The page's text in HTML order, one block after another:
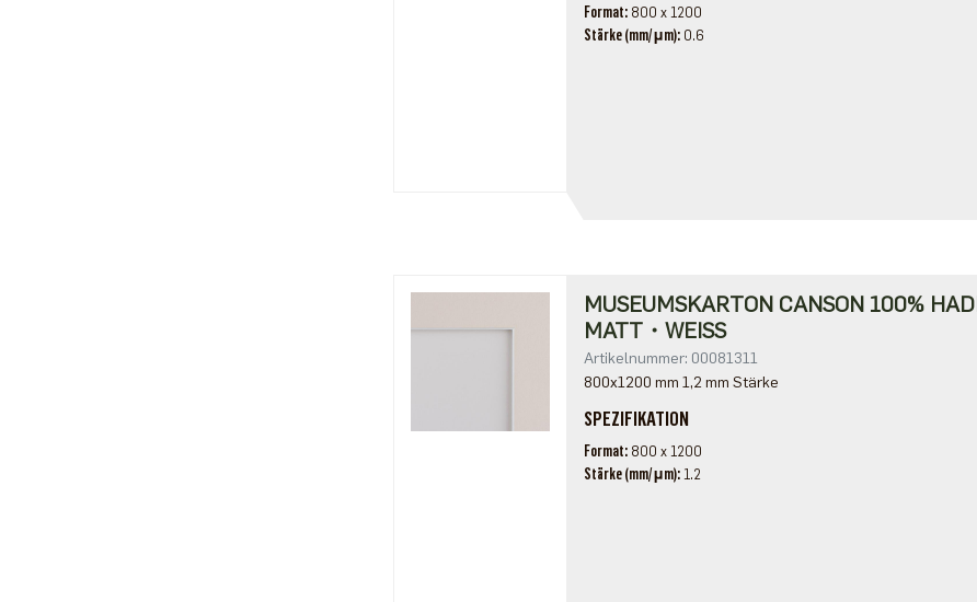
Format 800 x 1200
Stärke (mm/μm) 0.6
MUSEUMSKARTON CANSON 100%
MATT・WEISS
Artikelnummer: 00081311
800x1200 mm 1,2 mm Stärke
SPEZIFIKATION
Format 800 x 1200
Stärke (mm/μm) 1.2